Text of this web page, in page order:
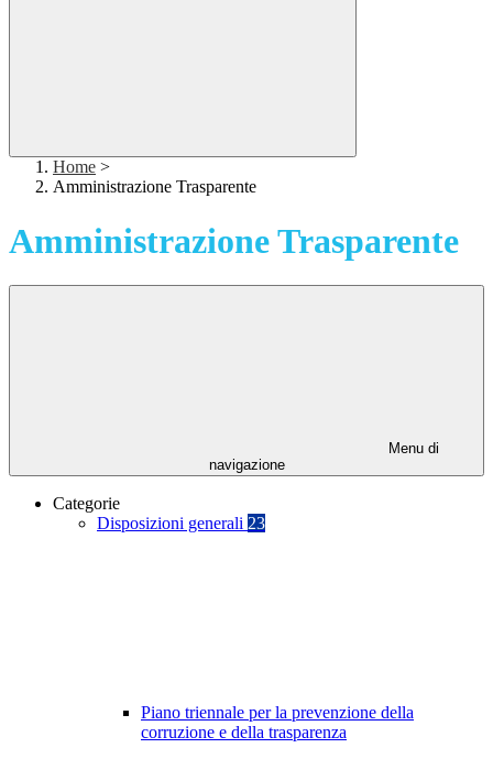
Home >
Amministrazione Trasparente
Amministrazione Trasparente
Menu di
navigazione
Categorie
Disposizioni generali 23
Piano triennale per la prevenzione della
corruzione e della trasparenza